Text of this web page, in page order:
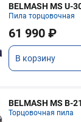
BELMASH MS U-
Пила торцовочная
61 990 ₽
В корзину
BELMASH MS B-
Торцовочная пила